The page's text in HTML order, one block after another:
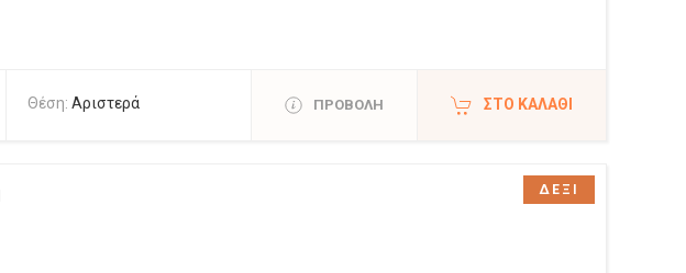
Θέση: Αριστερά ΠΡΟΒΟΛΗ ΣΤΟ ΚΑΛΆΘΙ
ΔΕΞΙ